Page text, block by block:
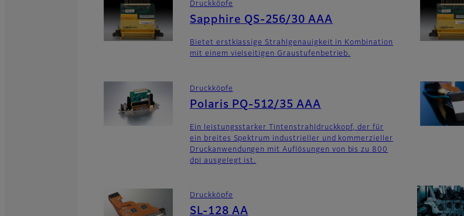
Druckköpfe
Sapphire QS-256/30 AAA
Bietet erstklassige Strahlgenauigkeit in Kombination
mit einem vielseitigen Graustufenbetrieb.
Druckköpfe
Polaris PQ-512/35 AAA
Ein leistungsstarker Tintenstrahldruckkopf, der für
ein breites Spektrum industrieller und kommerzieller
Druckanwendungen mit Auflösungen von bis zu 800
dpi ausgelegt ist.
Druckköpfe
SL-128 AA